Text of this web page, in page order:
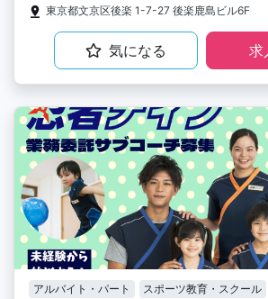
東京都文京区後楽 1-7-27 後楽鹿島ビル6F
気になる 求
アルバイト・パート スポーツ教育・スクール